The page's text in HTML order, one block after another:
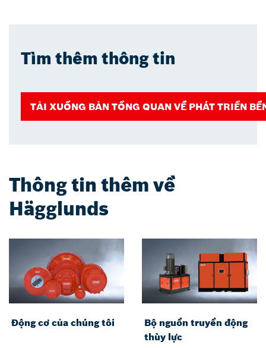
Tìm thêm thông tin
TẢI XUỐNG BẢN TỔNG QUAN VỀ PHÁT TRIỂN
Thông tin thêm về
Hägglunds
Động cơ của chúng tôi
Bộ nguồn truyền động
thùy lực